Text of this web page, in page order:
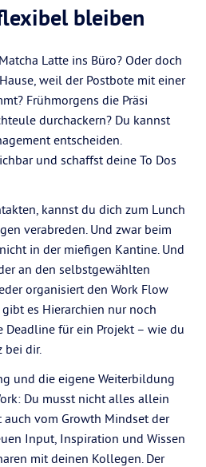
bleiben
Latte ins Büro? Oder doch
weil der Postbote mit einer
Frühmorgens die Präsi
durchackern? Du kannst
entscheiden.
und schaffst deine To Dos
kannst du dich zum Lunch
verabreden. Und zwar beim
in der miefigen Kantine. Und
an den selbstgewählten
organisiert den Work Flow
es Hierarchien nur noch
Deadline für ein Projekt – wie du
bei dir.
und die eigene Weiterbildung
Du musst nicht alles allein
vom Growth Mindset der
Input, Inspiration und Wissen
mit deinen Kollegen. Der